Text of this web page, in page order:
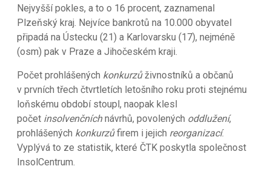
Nejvyšší pokles, a to o 16 procent, zaznamenal
Plzeňský kraj. Nejvíce bankrotů na 10.000 obyvatel
připadá na Ústecku (21) a Karlovarsku (17), nejméně
(osm) pak v Praze a Jihočeském kraji.
Počet prohlášených konkurzůživnostníků a občanů
v prvních třech čtvrtletích letošního roku proti stejnému
loňskému období stoupl, naopak klesl
počet insolvenčníchnávrhů, povolených oddlužení,
prohlášených konkurzůfirem i jejich reorganizací.
Vyplývá to ze statistik, které ČTK poskytla společnost
InsolCentrum.